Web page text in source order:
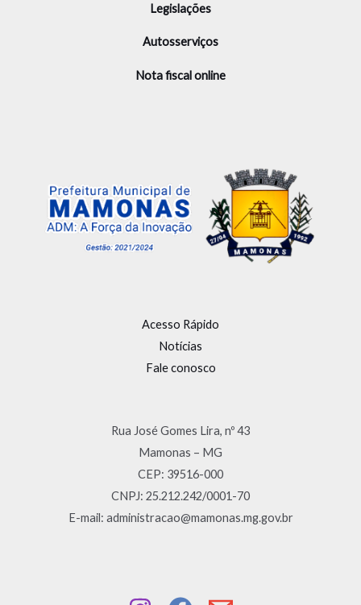
Legislações
Autosserviços
Nota fiscal online
Acesso Rápido
Notícias
Fale conosco
Rua José Gomes Lira, nº 43
Mamonas – MG
CEP: 39516-000
CNPJ: 25.212.242/0001-70
E-mail: administracao@mamonas.mg.gov.br